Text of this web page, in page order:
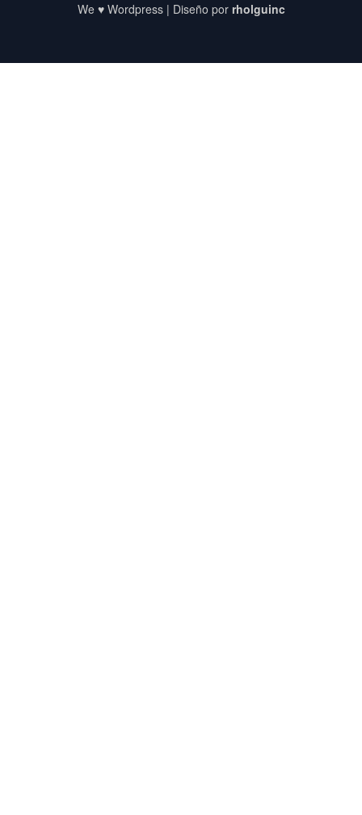
We ♥ Wordpress | Diseño por rholguinc